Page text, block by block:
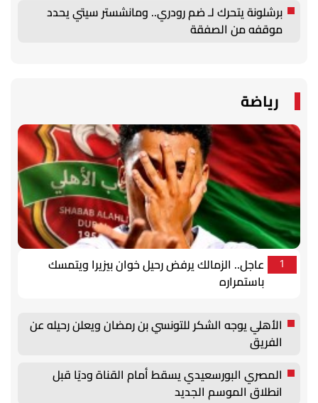
برشلونة يتحرك لـ ضم رودري.. ومانشستر سيتي يحدد
موقفه من الصفقة
رياضة
1
عاجل.. الزمالك يرفض رحيل خوان بيزيرا ويتمسك
باستمراره
الأهلي يوجه الشكر للتونسي بن رمضان ويعلن رحيله عن
الفريق
المصري البورسعيدي يسقط أمام القناة وديًا قبل
انطلاق الموسم الجديد